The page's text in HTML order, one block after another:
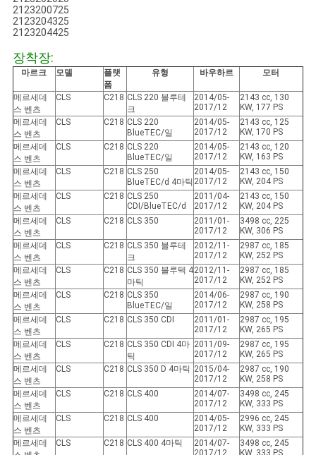
2123200725
2123204325
2123204425
장착장:
마르크 모델
플랫
폼
유형 바우하르 모터
메르세데
스 벤츠
CLS C218 CLS 220 블루테
크
2014/05-
2017/12
2143 cc, 130
KW, 177 PS
메르세데
스 벤츠
CLS C218 CLS 220
BlueTEC/일
2014/05-
2017/12
2143 cc, 125
KW, 170 PS
메르세데
스 벤츠
CLS C218 CLS 220
BlueTEC/일
2014/05-
2017/12
2143 cc, 120
KW, 163 PS
메르세데
스 벤츠
CLS C218 CLS 250
BlueTEC/d 4마틱
2014/05-
2017/12
2143 cc, 150
KW, 204 PS
메르세데
스 벤츠
CLS C218 CLS 250
CDI/BlueTEC/d
2011/04-
2017/12
2143 cc, 150
KW, 204 PS
메르세데
스 벤츠
CLS C218 CLS 350
2011/01-
2017/12
3498 cc, 225
KW, 306 PS
메르세데
스 벤츠
CLS C218 CLS 350 블루테
크
2012/11-
2017/12
2987 cc, 185
KW, 252 PS
메르세데
스 벤츠
CLS C218 CLS 350 블루텍 4
마틱
2012/11-
2017/12
2987 cc, 185
KW, 252 PS
메르세데
스 벤츠
CLS C218 CLS 350
BlueTEC/일
2014/06-
2017/12
2987 cc, 190
KW, 258 PS
메르세데
스 벤츠
CLS C218 CLS 350 CDI
2011/01-
2017/12
2987 cc, 195
KW, 265 PS
메르세데
스 벤츠
CLS C218 CLS 350 CDI 4마
틱
2011/09-
2017/12
2987 cc, 195
KW, 265 PS
메르세데
스 벤츠
CLS C218 CLS 350 D 4마틱 2015/04-
2017/12
2987 cc, 190
KW, 258 PS
메르세데
스 벤츠
CLS C218 CLS 400
2014/07-
2017/12
3498 cc, 245
KW, 333 PS
메르세데
스 벤츠
CLS C218 CLS 400
2014/05-
2017/12
2996 cc, 245
KW, 333 PS
메르세데
CLS C218 CLS 400 4마틱
2014/07-
3498 cc, 245